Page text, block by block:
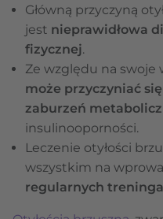
Główną przyczyną
jest nieprawidłowa
fizycznej.
Ze względu na swoje
może przyczyniać
zaburzeń
insulinooporności.
Leczenie otyłości
wszystkim na
regularnych